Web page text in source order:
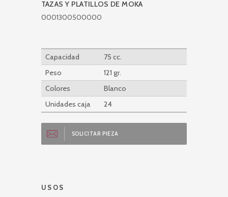
TAZAS Y PLATILLOS DE MOKA
0001300500000
Capacidad
75 cc.
Peso
121 gr.
Colores
Blanco
Unidades caja
24
SOLICITAR PIEZA
USOS